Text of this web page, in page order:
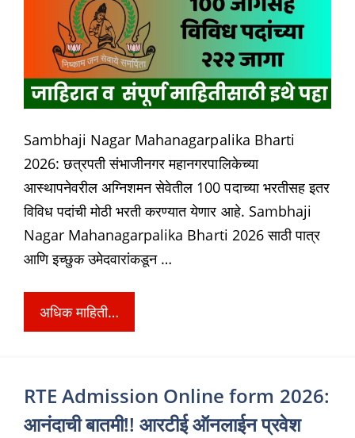
Sambhaji Nagar Mahanagarpalika Bharti
2026: छत्रपती संभाजीनगर महानगरपालिकेच्या
आस्थापनेवरील अग्निशमन सेवेतील 100 पदाच्या भरतीसह इतर
विविध पदांची मोठी भरती करण्यात येणार आहे. Sambhaji
Nagar Mahanagarpalika Bharti 2026 साठी पात्र
आणि इच्छुक उमेदवारांकडून …
अधिक माहिती…
RTE Admission Online form 2026:
आनंदाची बातमी!! आरटीई ऑनलाईन प्रवेश